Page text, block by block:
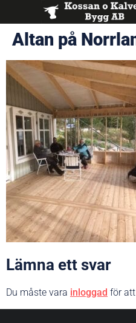
Altan på
Lämna ett svar
Du måste vara inloggad för